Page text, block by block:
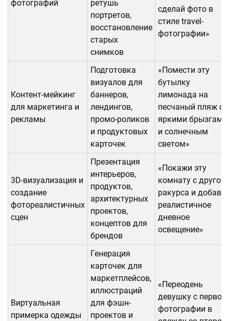
фотографий
ретушь
портретов,
восстановление
старых
снимков
сделай фото в
стиле travel-
фотографии»
Контент-мейкинг
для маркетинга и
рекламы
Подготовка
визуалов для
баннеров,
лендингов,
промо-роликов
и продуктовых
карточек
«Помести эту
бутылку
лимонада на
песчаный пляж с
яркими брызгами
и солнечным
светом»
3D-визуализация и
создание
фотореалистичных
сцен
Презентация
интерьеров,
продуктов,
архитектурных
проектов,
концептов для
брендов
«Покажи эту
комнату с другого
ракурса и добавь
реалистичное
дневное
освещение»
Виртуальная
примерка одежды
Генерация
карточек для
маркетплейсов,
иллюстраций
для фэшн-
проектов и
«Переодень
девушку с первой
фотографии в